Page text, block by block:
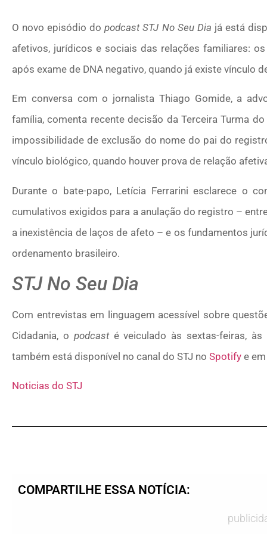
O novo episódio dopodcast STJ No Seu Dia já está
afetivos, jurídicos e sociais das relações familiares:
após exame de DNA negativo, quando já existe vínculo
Em conversa com o jornalista Thiago Gomide, a
família, comenta recente decisão da Terceira Turma
impossibilidade de exclusão do nome do pai do
vínculo biológico, quando houver prova de relação
Durante o bate-papo, Letícia Ferrarini esclarece o
cumulativos exigidos para a anulação do registro –
a inexistência de laços de afeto – e os fundamentos
ordenamento brasileiro.
STJ No Seu Dia
Com entrevistas em linguagem acessível sobre
Cidadania, o podcasté veiculado às sextas-feiras,
também está disponível no canal do STJ no Spotify e
Noticias do STJ
COMPARTILHE ESSA NOTÍCIA: